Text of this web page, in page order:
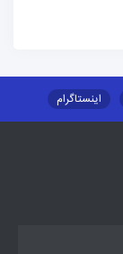
اینستاگرام